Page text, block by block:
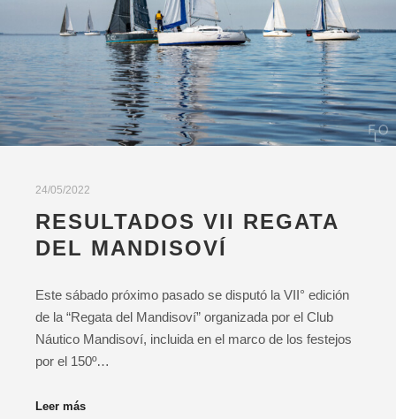
24/05/2022
RESULTADOS VII REGATA
DEL MANDISOVÍ
Este sábado próximo pasado se disputó la VII° edición
de la “Regata del Mandisoví” organizada por el Club
Náutico Mandisoví, incluida en el marco de los festejos
por el 150º…
Leer más